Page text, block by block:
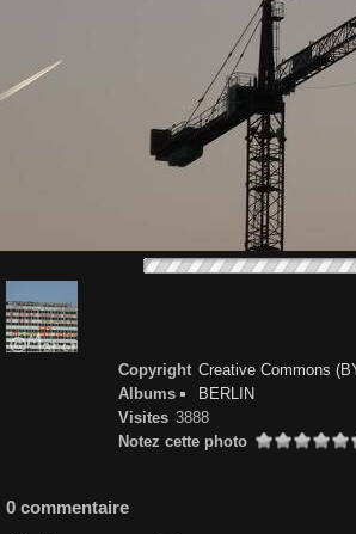
Copyright Creative Commons
Albums
BERLIN
Visites 3888
Notez cette photo
0 commentaire